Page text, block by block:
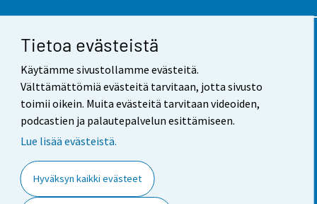
Tietoa evästeistä
Käytämme sivustollamme evästeitä.
Välttämättömiä evästeitä tarvitaan, jotta sivusto
toimii oikein. Muita evästeitä tarvitaan videoiden,
podcastien ja palautepalvelun esittämiseen.
Lue lisää evästeistä.
Hyväksyn kaikki evästeet
Yhteystiedot
Palaute
Käyttöehdot
Saavutettavuus
Tietoa sivustosta